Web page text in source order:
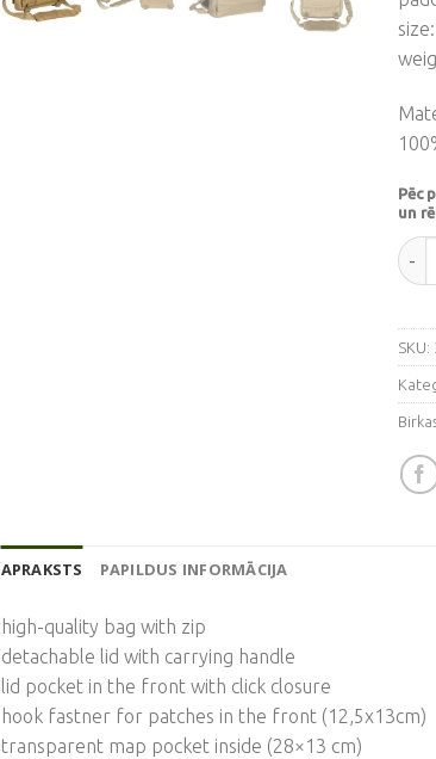
Pēc
un
SKU:
APRAKSTS PAPILDUS INFORMĀCIJA
high-quality bag with zip
detachable lid with carrying handle
lid pocket in the front with click closure
hook fastner for patches in the front (12,5x13cm)
transparent map pocket inside (28×13 cm)